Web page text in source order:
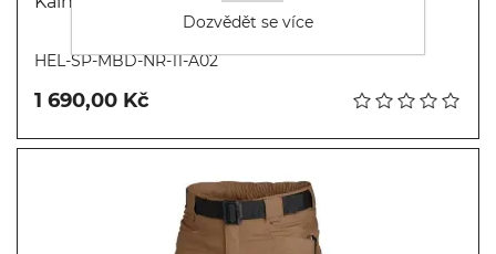
HEL-SP-MBD-NR-11-A02
1 690,00 Kč
Dozvědět se více